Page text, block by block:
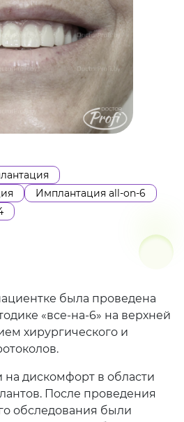
Имплантация all-on-6
была проведена
«все-на-6» на верхней
хирургического и
дискомфорт в области
После проведения
обследования были